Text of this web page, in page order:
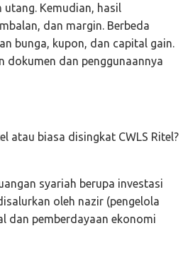
Kemudian, hasil
dan margin. Berbeda
bunga, kupon, dan capital gain.
dokumen dan penggunaannya
atau biasa disingkat CWLS Ritel?
syariah berupa investasi
oleh nazir (pengelola
dan pemberdayaan ekonomi